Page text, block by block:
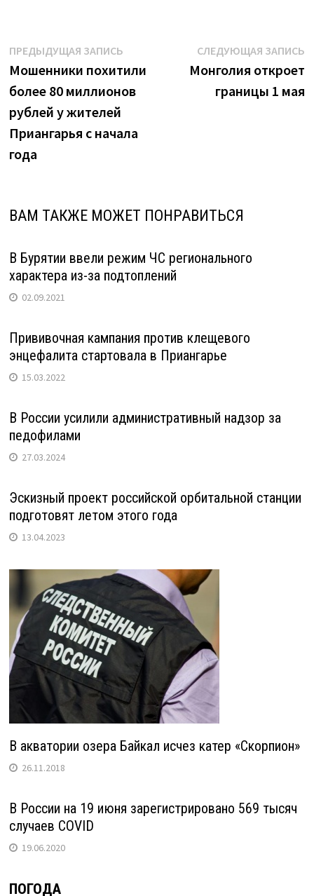
Навигация
по
записям
ПРЕДЫДУЩАЯ ЗАПИСЬПредыдущая
запись:
Мошенники похитили
более 80 миллионов
рублей у жителей
Приангарья с начала
года
СЛЕДУЮЩАЯ ЗАПИСЬ
Монголия откроет
границы 1 мая
ВАМ ТАКЖЕ МОЖЕТ ПОНРАВИТЬСЯ
В Бурятии ввели режим ЧС регионального
характера из-за подтоплений
02.09.2021
Прививочная кампания против клещевого
энцефалита стартовала в Приангарье
15.03.2022
В России усилили административный надзор за
педофилами
27.03.2024
Эскизный проект российской орбитальной станции
подготовят летом этого года
13.04.2023
В акватории озера Байкал исчез катер «Скорпион»
26.11.2018
В России на 19 июня зарегистрировано 569 тысяч
случаев COVID
19.06.2020
ПОГОДА